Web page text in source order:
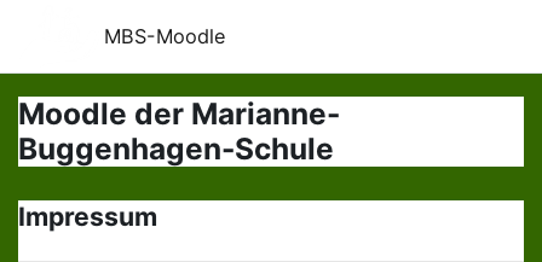
MBS-Moodle
Moodle der Marianne-
Buggenhagen-Schule
Impressum